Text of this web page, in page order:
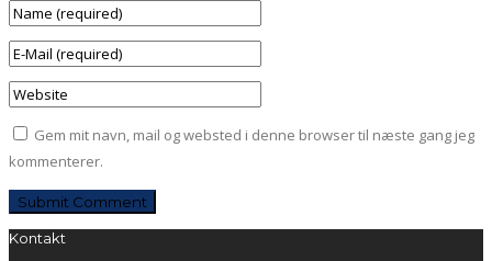
Gem mit navn, mail og websted i denne browser til næste gang jeg
kommenterer.
Kontakt